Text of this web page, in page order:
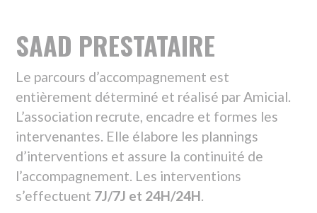
intervenantes. Elle élabore les plannings
d’interventions et assure la continuité de
l’accompagnement. Les interventions
s’effectuent7J/7J et 24H/24H.
SAAD MANDATAIRE
Amicial assure, pour le compte des particuliers
employeurs, le recrutement et les formalités
liées à l’emploi des salariés (contrat de travail,
demande d’immatriculation en tant